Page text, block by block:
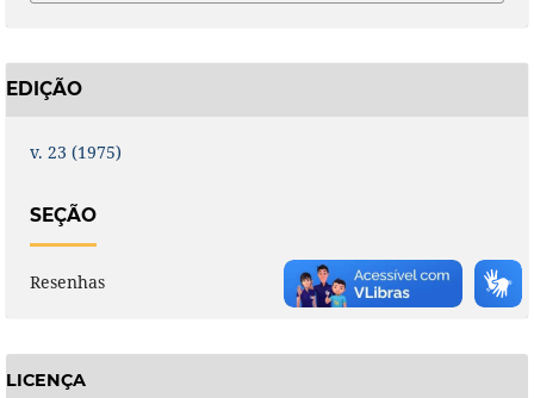
EDIÇÃO
v. 23 (1975)
SEÇÃO
Resenhas
LICENÇA